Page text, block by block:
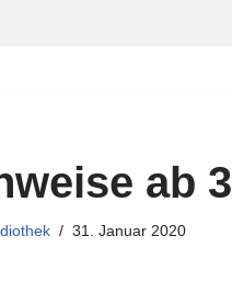
ab
31. Januar 2020